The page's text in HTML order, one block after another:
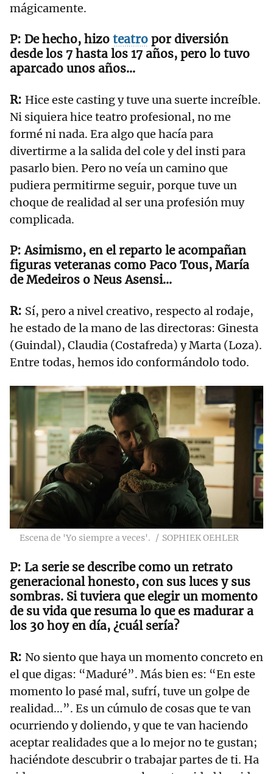
mágicamente.
De hecho, hizo teatro por diversión
desde los 7 hasta los 17 años, pero lo tuvo
aparcado unos años...
Hice este casting y tuve una suerte increíble.
Ni siquiera hice teatro profesional, no me
formé ni nada. Era algo que hacía para
divertirme a la salida del cole y del insti para
pasarlo bien. Pero no veía un camino que
pudiera permitirme seguir, porque tuve un
choque de realidad al ser una profesión muy
complicada.
Asimismo, en el reparto le acompañan
figuras veteranas como Paco Tous, María
de Medeiros o Neus Asensi...
Sí, pero a nivel creativo, respecto al rodaje,
he estado de la mano de las directoras: Ginesta
(Guindal), Claudia (Costafreda) y Marta (Loza).
Entre todas, hemos ido conformándolo todo.
Escena de 'Yo siempre a veces'. SOPHIEK OEHLER
La serie se describe como un retrato
generacional honesto, con sus luces y sus
sombras. Si tuviera que elegir un momento
de su vida que resuma lo que es madurar a
los 30 hoy en día, ¿cuál sería?
No siento que haya un momento concreto en
el que digas: “Maduré”. Más bien es: “En este
momento lo pasé mal, sufrí, tuve un golpe de
realidad...”. Es un cúmulo de cosas que te van
ocurriendo y doliendo, y que te van haciendo
aceptar realidades que a lo mejor no te gustan;
haciéndote descubrir o trabajar partes de ti. Ha